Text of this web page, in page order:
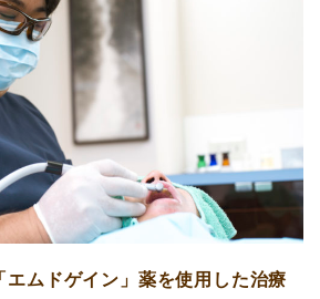
エムドゲイン」薬を使用した治療